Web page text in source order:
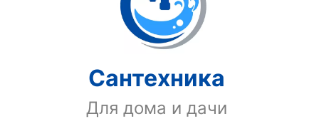
Сантехника
Для дома и дачи